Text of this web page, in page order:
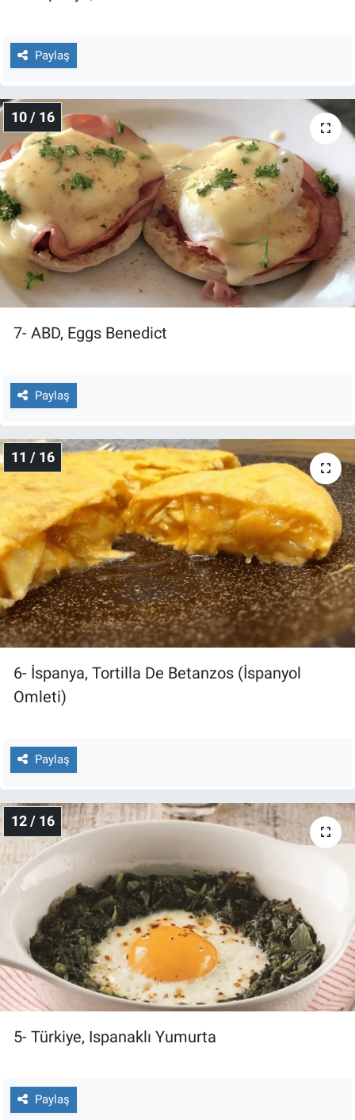
Paylaş
10 / 16
7- ABD, Eggs Benedict
Paylaş
11 / 16
6- İspanya, Tortilla De Betanzos (İspanyol
Omleti)
Paylaş
12 / 16
5- Türkiye, Ispanaklı Yumurta
Paylaş